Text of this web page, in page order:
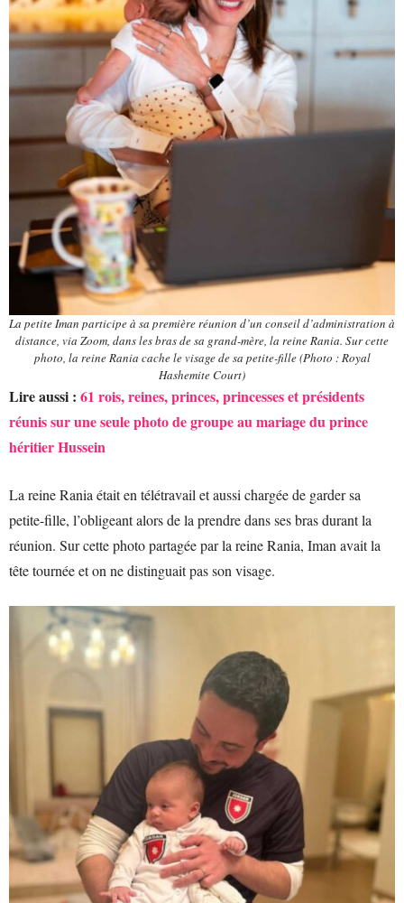
La petite Iman participe à sa première réunion d’un conseil d’administration à
distance, via Zoom, dans les bras de sa grand-mère, la reine Rania. Sur cette
photo, la reine Rania cache le visage de sa petite-fille (Photo : Royal
Hashemite Court)
Lire aussi : 61 rois, reines, princes, princesses et présidents
réunis sur une seule photo de groupe au mariage du prince
héritier Hussein
La reine Rania était en télétravail et aussi chargée de garder sa
petite-fille, l’obligeant alors de la prendre dans ses bras durant la
réunion. Sur cette photo partagée par la reine Rania, Iman avait la
tête tournée et on ne distinguait pas son visage.